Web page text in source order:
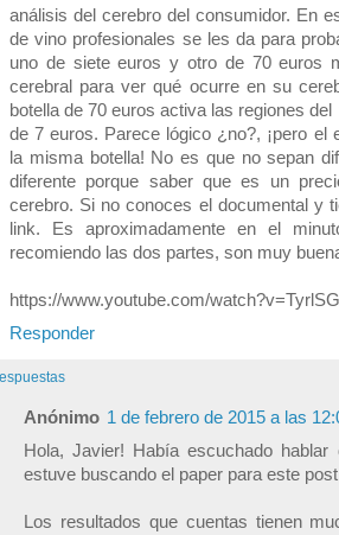
análisis del cerebro del consumidor. En
de vino profesionales se les da para
uno de siete euros y otro de 70 euros
cerebral para ver qué ocurre en su
botella de 70 euros activa las regiones
de 7 euros. Parece lógico ¿no?, ¡pero el
la misma botella! No es que no sepan
diferente porque saber que es un
cerebro. Si no conoces el documental y
link. Es aproximadamente en el
recomiendo las dos partes, son muy
https://www.youtube.com/
Responder
Anónimo 1 de febrero de 2015 a las
Hola, Javier! Había escuchado
estuve buscando el paper para este
Los resultados que cuentas tienen